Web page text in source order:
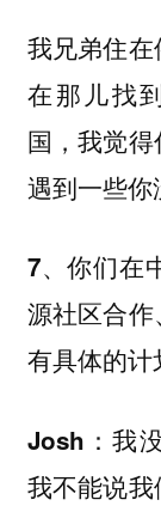
我兄弟住
在那儿找
国，我觉
遇到一些你
7、你们在
源社区合
有具体的计
Josh ：我
我不能说